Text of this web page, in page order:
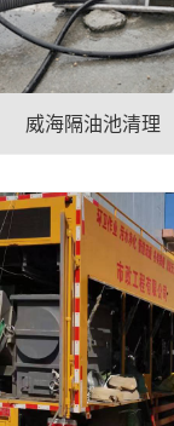
威海隔油池清理